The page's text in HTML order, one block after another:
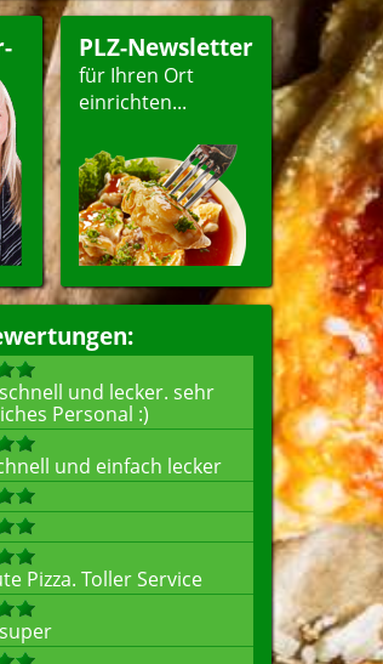
PLZ-Newsletter
für Ihren Ort
einrichten...
und lecker. sehr
Personal :)
und einfach lecker
Pizza. Toller Service